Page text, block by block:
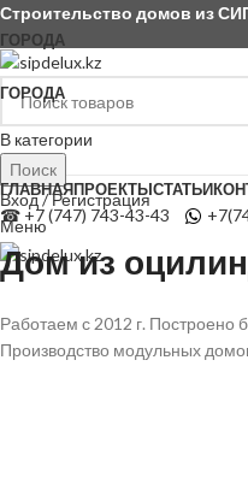
Строительство домов из
ГОРОДА
Строим по всему Казахстану
ГОРОДА
В категории
Поиск
Вход / Регистрация
Меню
ГЛАВНАЯПРОЕКТЫСТАТЬИ
☎ +7 (747) 743-43-43
Дом из
Работаем с 2012 г.
Производство модульных